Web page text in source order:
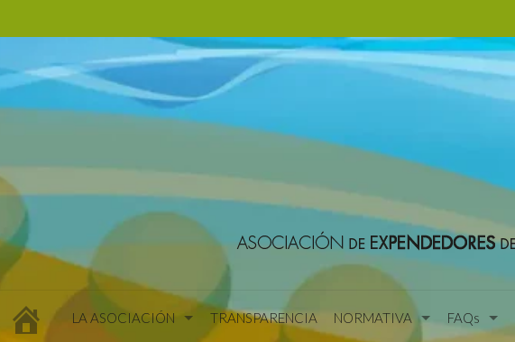
LA ASOCIACIÓN TRANSPARENCIA NORMATIVA FAQs